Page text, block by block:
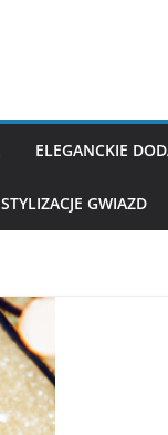
ELEGANCKIE
STYLIZACJE GWIAZD